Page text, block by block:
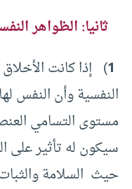
ثانيا: الظواهر
1) إذا كانت الأخلاق
النفسية وأن النفس
مستوى التسامي
سيكون له تأثير على
حيث السلامة